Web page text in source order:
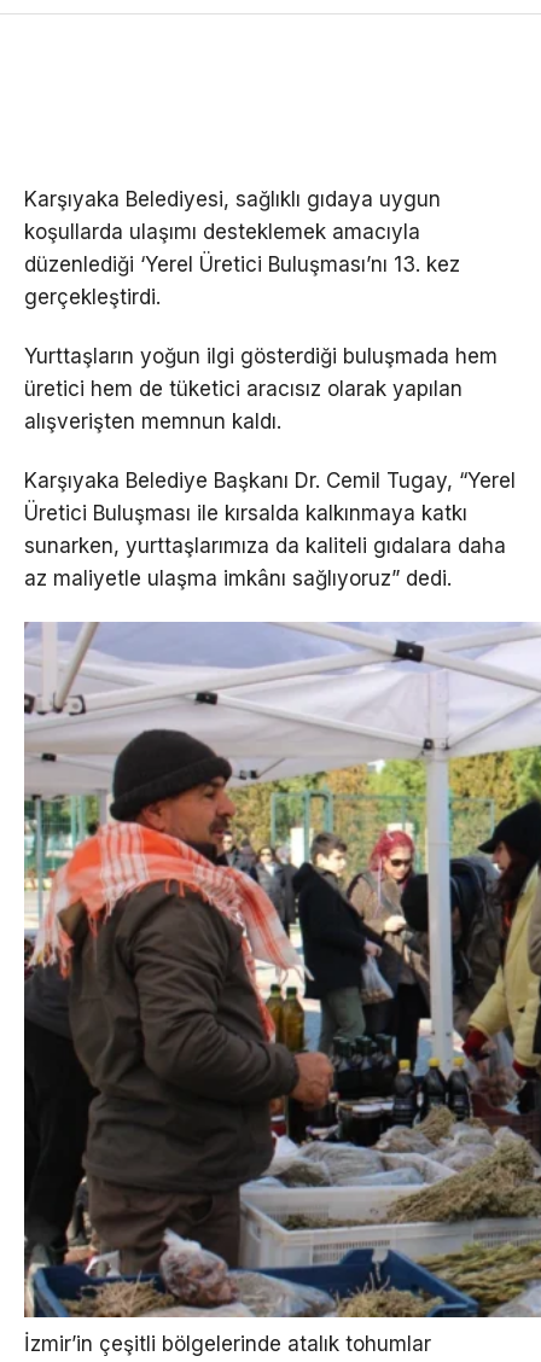
Karşıyaka Belediyesi, sağlıklı gıdaya uygun
koşullarda ulaşımı desteklemek amacıyla
düzenlediği ‘Yerel Üretici Buluşması’nı 13. kez
gerçekleştirdi.
Yurttaşların yoğun ilgi gösterdiği buluşmada hem
üretici hem de tüketici aracısız olarak yapılan
alışverişten memnun kaldı.
Karşıyaka Belediye Başkanı Dr. Cemil Tugay, “Yerel
Üretici Buluşması ile kırsalda kalkınmaya katkı
sunarken, yurttaşlarımıza da kaliteli gıdalara daha
az maliyetle ulaşma imkânı sağlıyoruz” dedi.
İzmir’in çeşitli bölgelerinde atalık tohumlar